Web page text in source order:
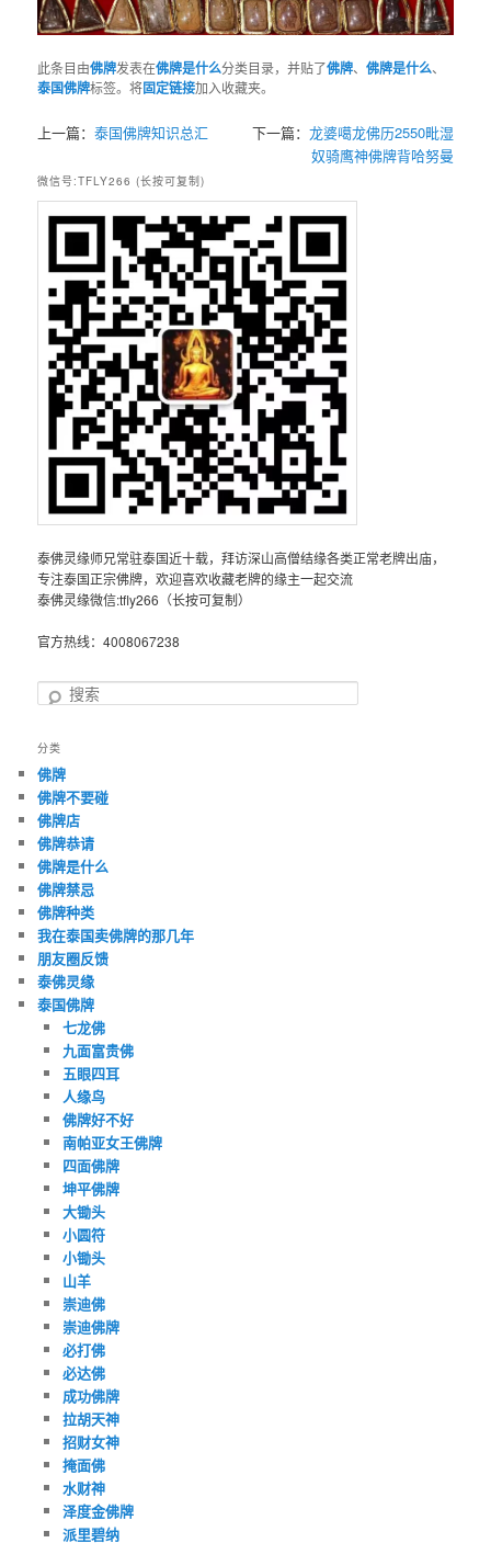
此条目由佛牌发表在佛牌是什么分类目录，并贴了佛牌、佛牌是什么、
泰国佛牌标签。将固定链接加入收藏夹。
上一篇：泰国佛牌知识总汇 下一篇： 龙婆噶龙佛历2550毗湿
奴骑鹰神佛牌背哈努曼
微信号:TFLY266 (长按可复制)
泰佛灵缘师兄常驻泰国近十载，拜访深山高僧结缘各类正常老牌出庙，
专注泰国正宗佛牌，欢迎喜欢收藏老牌的缘主一起交流
泰佛灵缘微信:tfly266（长按可复制）
官方热线：4008067238
搜
分类
佛牌
佛牌不要碰
佛牌店
佛牌恭请
佛牌是什么
佛牌禁忌
佛牌种类
我在泰国卖佛牌的那几年
朋友圈反馈
泰佛灵缘
泰国佛牌
七龙佛
九面富贵佛
五眼四耳
人缘鸟
佛牌好不好
南帕亚女王佛牌
四面佛牌
坤平佛牌
大锄头
小圆符
小锄头
山羊
崇迪佛
崇迪佛牌
必打佛
必达佛
成功佛牌
拉胡天神
招财女神
掩面佛
水财神
泽度金佛牌
派里碧纳